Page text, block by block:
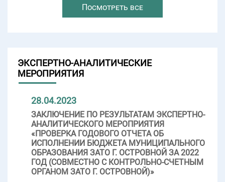
Посмотреть все
ЭКСПЕРТНО-АНАЛИТИЧЕСКИЕ
МЕРОПРИЯТИЯ
28.04.2023
ЗАКЛЮЧЕНИЕ ПО РЕЗУЛЬТАТАМ ЭКСПЕРТНО-
АНАЛИТИЧЕСКОГО МЕРОПРИЯТИЯ
«ПРОВЕРКА ГОДОВОГО ОТЧЕТА ОБ
ИСПОЛНЕНИИ БЮДЖЕТА МУНИЦИПАЛЬНОГО
ОБРАЗОВАНИЯ ЗАТО Г. ОСТРОВНОЙ ЗА 2022
ГОД (СОВМЕСТНО С КОНТРОЛЬНО-СЧЕТНЫМ
ОРГАНОМ ЗАТО Г. ОСТРОВНОЙ)»